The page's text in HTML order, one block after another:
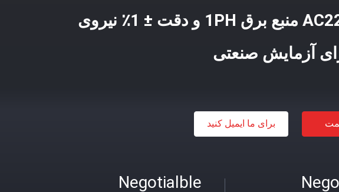
AC220V/50Hz منبع برق 1PH و دقت ± 1٪ نیروی
آزمایش صنعتی
برای ما ایمیل کنید
Negotialble